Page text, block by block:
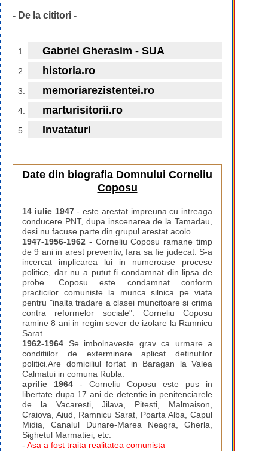
- De la cititori -
Gabriel Gherasim - SUA
historia.ro
memoriarezistentei.ro
marturisitorii.ro
Invataturi
Date din biografia Domnului Corneliu
Coposu
14 iulie 1947- este arestat impreuna cu intreaga
conducere PNT, dupa inscenarea de la Tamadau,
desi nu facuse parte din grupul arestat acolo.
1947-1956-1962 - Corneliu Coposu ramane timp
de 9 ani in arest preventiv, fara sa fie judecat. S-a
incercat implicarea lui in numeroase procese
politice, dar nu a putut fi condamnat din lipsa de
probe. Coposu este condamnat conform
practicilor comuniste la munca silnica pe viata
pentru "inalta tradare a clasei muncitoare si crima
contra reformelor sociale". Corneliu Coposu
ramine 8 ani in regim sever de izolare la Ramnicu
Sarat
1962-1964 Se imbolnaveste grav ca urmare a
conditiilor de exterminare aplicat detinutilor
politici.Are domiciliul fortat in Baragan la Valea
Calmatui in comuna Rubla.
aprilie 1964- Corneliu Coposu este pus in
libertate dupa 17 ani de detentie in penitenciarele
de la Vacaresti, Jilava, Pitesti, Malmaison,
Craiova, Aiud, Ramnicu Sarat, Poarta Alba, Capul
Midia, Canalul Dunare-Marea Neagra, Gherla,
Sighetul Marmatiei, etc.
- Asa a fost traita realitatea comunista